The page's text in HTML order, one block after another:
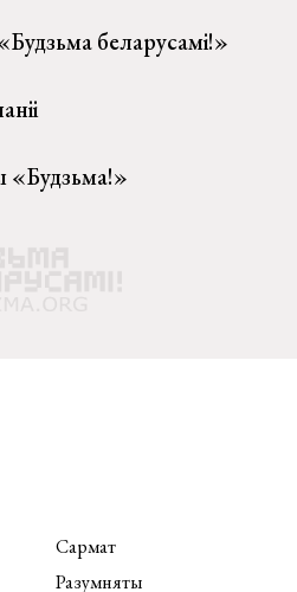
беларусамі!»
«Будзьма!»
Сармат
Разумняты